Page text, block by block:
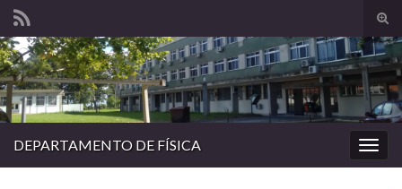
de
Search for:
DEPARTAMENTO DE FÍSICA